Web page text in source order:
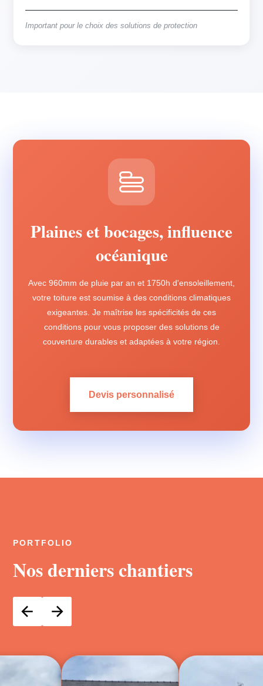
Important pour le choix des solutions de protection
Plaines et bocages, influence
océanique
Avec 960mm de pluie par an et 1750h d'ensoleillement,
votre toiture est soumise à des conditions climatiques
exigeantes. Je maîtrise les spécificités de ces
conditions pour vous proposer des solutions de
couverture durables et adaptées à votre région.
Devis personnalisé
PORTFOLIO
Nos derniers chantiers